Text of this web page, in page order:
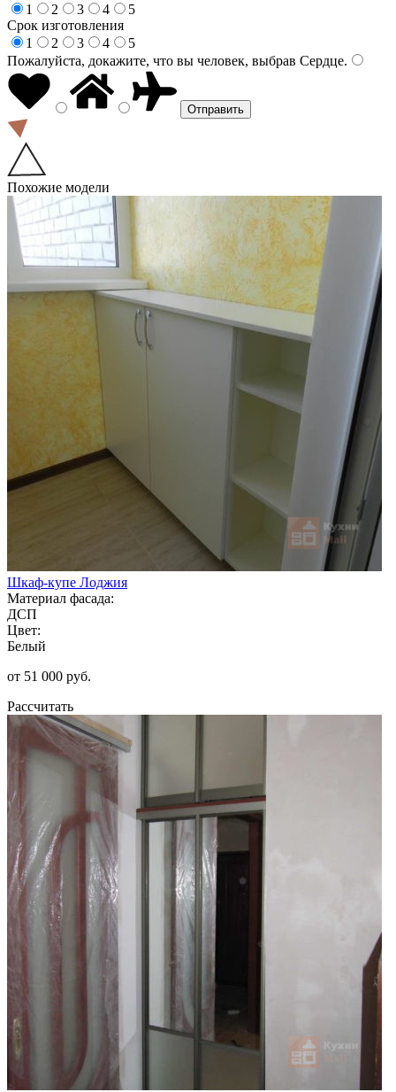
1
2 3 4
5
Срок изготовления
1
2 3 4
5
Пожалуйста, докажите, что вы человек, выбрав Сердце.
Похожие модели
Шкаф-купе Лоджия
Материал фасада:
ДСП
Цвет:
Белый
от 51 000 руб.
Рассчитать